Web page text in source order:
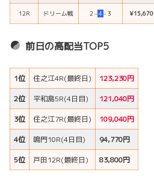
12R ドリーム戦 ２ –４–３ ¥15,670
前日の高配当TOP5
1位 住之江4R(最終日)
123,230円
2位
平和島5R(4日目)
121,040円
3位
住之江7R(最終日)
109,040円
4位
鳴門10R(4日目)
94,770円
5位
戸田12R(最終日) 83,800円